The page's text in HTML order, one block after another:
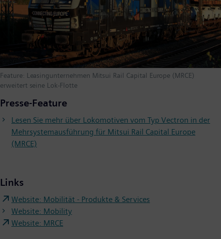
Feature: Leasingunternehmen Mitsui Rail Capital Europe (MRCE)
erweitert seine Lok-Flotte
Presse-Feature
Lesen Sie mehr über Lokomotiven vom Typ Vectron in der
Mehrsystemausführung für Mitsui Rail Capital Europe
(MRCE)
Links
Website: Mobilität - Produkte & Services
Website: Mobility
Website: MRCE